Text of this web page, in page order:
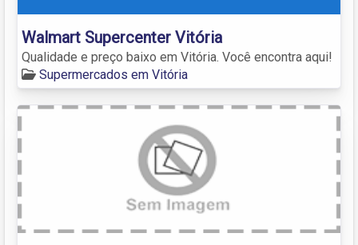
Walmart Supercenter Vitória
Qualidade e preço baixo em Vitória. Você encontra aqui!
Supermercados em Vitória